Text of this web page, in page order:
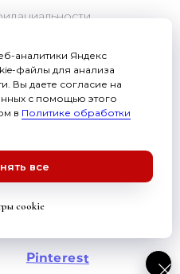
аналитики Яндекс
файлы для анализа
Вы даете согласие на
с помощью этого
в Политике обработки
все
cookie